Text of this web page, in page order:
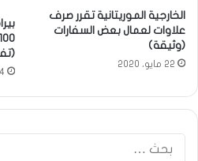
الخارجية الموريتانية تقرر صرف
علاوات لعمال بعض السفارات
(وثيقة)
22 مايو، 2020
24